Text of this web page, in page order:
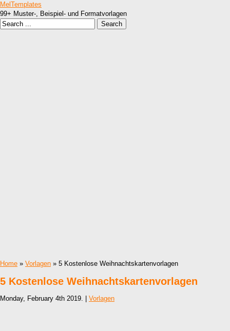
MelTemplates
99+ Muster-, Beispiel- und Formatvorlagen
Home » Vorlagen » 5 Kostenlose Weihnachtskartenvorlagen
5 Kostenlose Weihnachtskartenvorlagen
Monday, February 4th 2019. | Vorlagen